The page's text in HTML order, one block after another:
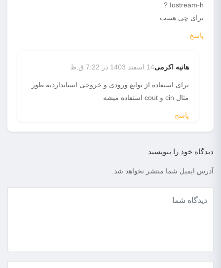
Iostream-h ?
برای چی هست
پاسخ
هانیه اکرمی14 اسفند 1403 در 7:22 ق.ظ
برای استفاده از توابع ورودی و خروجی استانداردبه طور
مثال cin و cout استفاده میشه
پاسخ
دیدگاه خود را بنویسید
آدرس ایمیل شما منتشر نخواهد شد.